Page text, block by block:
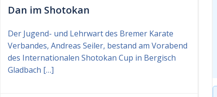
Dan im Shotokan
Der Jugend- und Lehrwart des Bremer Karate
Verbandes, Andreas Seiler, bestand am Vorabend
des Internationalen Shotokan Cup in Bergisch
Gladbach […]